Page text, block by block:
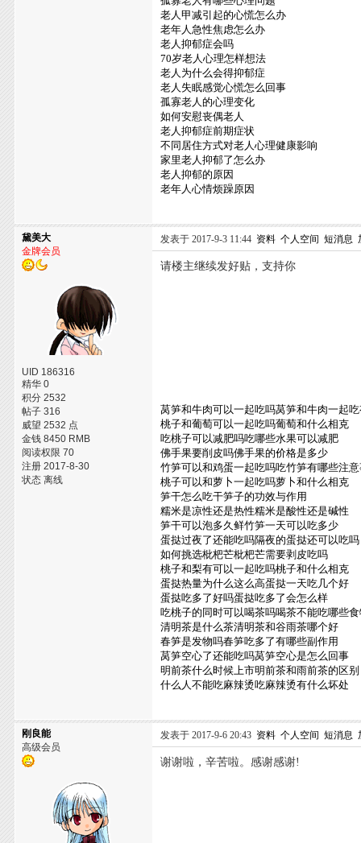
老人甲减引起的心慌怎么办
老年人急性焦虑怎么办
老人抑郁症会吗
70岁老人心理怎样想法
老人为什么会得抑郁症
老人失眠感觉心慌怎么回事
孤寡老人的心理变化
如何安慰丧偶老人
老人抑郁症前期症状
不同居住方式对老人心理健康影响
家里老人抑郁了怎么办
老人抑郁的原因
老年人心情烦躁原因
黛美大
金牌会员
UID 186316
精华 0
积分 2532
帖子 316
威望 2532 点
金钱 8450 RMB
阅读权限 70
注册 2017-8-30
状态 离线
发表于 2017-9-3 11:44 资料 个人空间 短消息
请楼主继续发好贴，支持你
莴笋和牛肉可以一起吃吗莴笋和牛肉一起
桃子和葡萄可以一起吃吗葡萄和什么相克
吃桃子可以减肥吗吃哪些水果可以减肥
佛手果要削皮吗佛手果的价格是多少
竹笋可以和鸡蛋一起吃吗吃竹笋有哪些注
桃子可以和萝卜一起吃吗萝卜和什么相克
笋干怎么吃干笋子的功效与作用
糯米是凉性还是热性糯米是酸性还是碱性
笋干可以泡多久鲜竹笋一天可以吃多少
蛋挞过夜了还能吃吗隔夜的蛋挞还可以吃吗
如何挑选枇杷芒枇杷芒需要剥皮吃吗
桃子和梨有可以一起吃吗桃子和什么相克
蛋挞热量为什么这么高蛋挞一天吃几个好
蛋挞吃多了好吗蛋挞吃多了会怎么样
吃桃子的同时可以喝茶吗喝茶不能吃哪些
清明茶是什么茶清明茶和谷雨茶哪个好
春笋是发物吗春笋吃多了有哪些副作用
莴笋空心了还能吃吗莴笋空心是怎么回事
明前茶什么时候上市明前茶和雨前茶的区别
什么人不能吃麻辣烫吃麻辣烫有什么坏处
刚良能
高级会员
发表于 2017-9-6 20:43 资料 个人空间 短消息
谢谢啦，辛苦啦。感谢感谢!